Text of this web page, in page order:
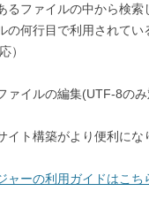
るファイルの中から検
の何行目で利用されてい
）
ァイルの編集(UTF-8のみ
イト構築がより便利にな
ャーの利用ガイドはこち